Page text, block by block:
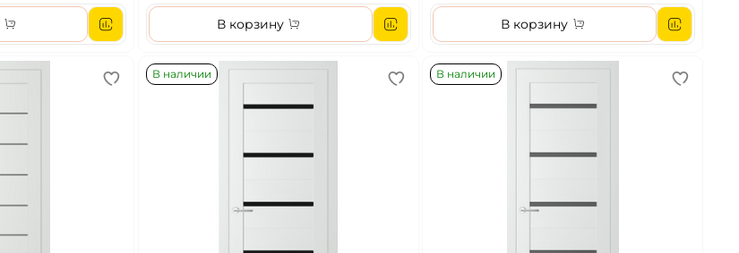
В корзину В корзину
В наличии В наличии